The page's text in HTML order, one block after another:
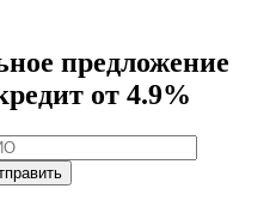
предложение
от 4.9%